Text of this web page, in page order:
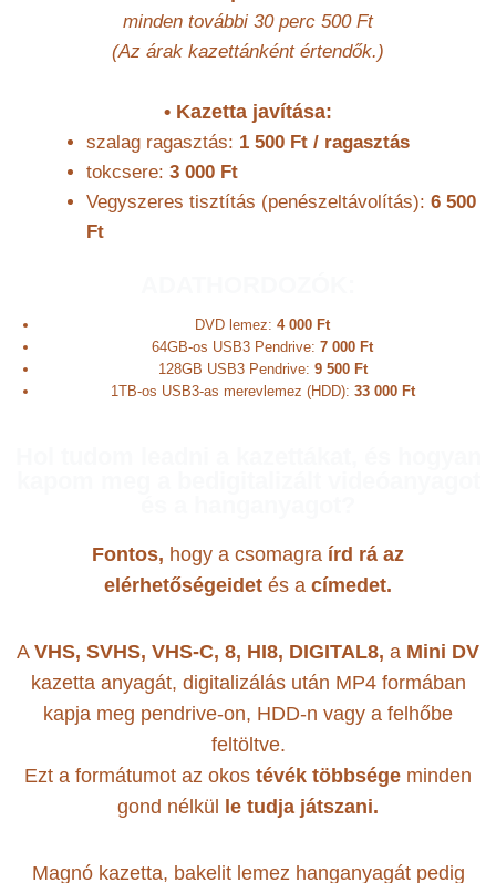
minden további 30 perc 500 Ft
(Az árak kazettánként értendők.)
• Kazetta javítása:
szalag ragasztás: 1 500 Ft / ragasztás
tokcsere:3 000 Ft
Vegyszeres tisztítás (penészeltávolítás):6 500
Ft
DVD lemez: 4 000 Ft
64GB-os USB3 Pendrive: 7 000 Ft
128GB USB3 Pendrive: 9 500 Ft
1TB-os USB3-as merevlemez (HDD): 33 000 Ft
Fontos, hogy a csomagra írd rá az
elérhetőségeidet és a címedet.
A VHS, SVHS, VHS-C, 8, HI8, DIGITAL8, a Mini DV
kazetta anyagát, digitalizálás után MP4 formában
kapja meg pendrive-on, HDD-n vagy a felhőbe
feltöltve.
Ezt a formátumot az okos tévék többsége minden
gond nélkül
le tudja játszani.
Magnó kazetta, bakelit lemez hanganyagát pedig